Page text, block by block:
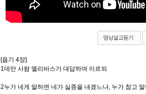
영상설교듣기
[욥기 4장]
1데만 사람 엘리바스가 대답하여 이르되
2누가 네게 말하면 네가 싫증을 내겠느냐, 누가 참고